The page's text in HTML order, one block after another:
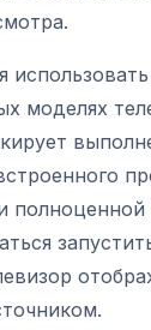
моделях
полноценной